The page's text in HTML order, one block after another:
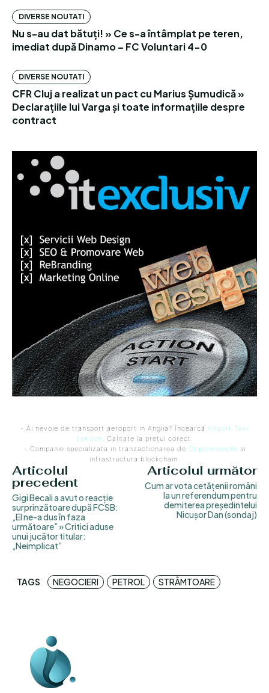
DIVERSE NOUTATI
Nu s-au dat bătuți! » Ce s-a întâmplat pe teren,
imediat după Dinamo – FC Voluntari 4-0
DIVERSE NOUTATI
CFR Cluj a realizat un pact cu Marius Șumudică »
Declarațiile lui Varga și toate informațiile despre
contract
- Ai nevoie de transport aeroport in Anglia? Încearcă Airport Taxi
London. Calitate la prețul corect.
- Companie specializata in tranzactionarea de Criptomonede si
infrastructura blockchain.
Articolul
precedent
Gigi Becali a avut o reacție
surprinzătoare după FCSB:
„El ne-a dus în faza
următoare” » Critici aduse
unui jucător titular:
„Neimplicat”
Articolul următor
Cum ar vota cetățenii români
la un referendum pentru
demiterea președintelui
Nicușor Dan (sondaj)
TAGS NEGOCIERI PETROL STRÂMTOARE